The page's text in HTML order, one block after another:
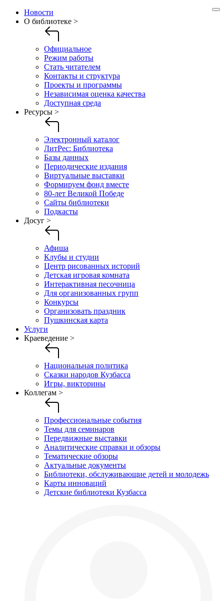
Новости
О библиотеке >
Официальное
Режим работы
Стать читателем
Контакты и структура
Проекты и программы
Независимая оценка качества
Доступная среда
Ресурсы >
Электронный каталог
ЛитРес: Библиотека
Базы данных
Периодические издания
Виртуальные выставки
Формируем фонд вместе
80-лет Великой Победе
Сайты библиотеки
Подкасты
Досуг >
Афиша
Клубы и студии
Центр рисованных историй
Детская игровая комната
Интерактивная песочница
Для организованных групп
Конкурсы
Организовать праздник
Пушкинская карта
Услуги
Краеведение >
Национальная политика
Сказки народов Кузбасса
Игры, викторины
Коллегам >
Профессиональные события
Темы для семинаров
Передвижные выставки
Аналитические справки и обзоры
Тематические обзоры
Актуальные документы
Библиотеки, обслуживающие детей и молодежь
Карты инноваций
Детские библиотеки Кузбасса